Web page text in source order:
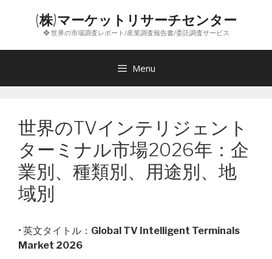
ン
(株)マーケットリサーチセンター
❖ 世界の市場調査レポート/産業調査報告書/委託調査サービス
Menu
世界のTVインテリジェント
ターミナル市場2026年：企
業別、種類別、用途別、地
域別
• 英文タイトル： Global TV Intelligent Terminals
Market 2026